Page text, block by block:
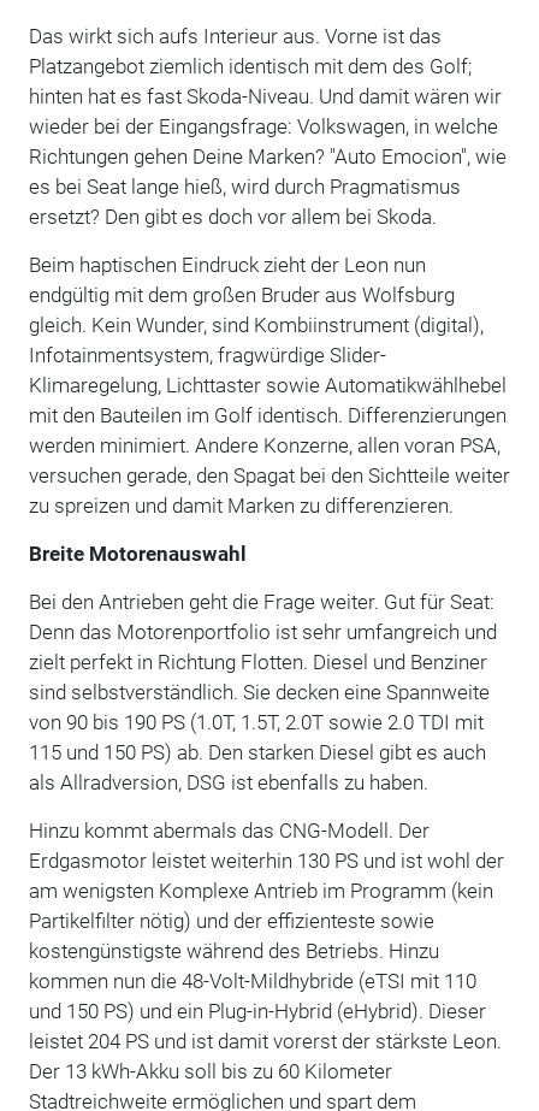
Das wirkt sich aufs Interieur aus. Vorne ist das
Platzangebot ziemlich identisch mit dem des Golf;
hinten hat es fast Skoda-Niveau. Und damit wären wir
wieder bei der Eingangsfrage: Volkswagen, in welche
Richtungen gehen Deine Marken? "Auto Emocion", wie
es bei Seat lange hieß, wird durch Pragmatismus
ersetzt? Den gibt es doch vor allem bei Skoda.
Beim haptischen Eindruck zieht der Leon nun
endgültig mit dem großen Bruder aus Wolfsburg
gleich. Kein Wunder, sind Kombiinstrument (digital),
Infotainmentsystem, fragwürdige Slider-
Klimaregelung, Lichttaster sowie Automatikwählhebel
mit den Bauteilen im Golf identisch. Differenzierungen
werden minimiert. Andere Konzerne, allen voran PSA,
versuchen gerade, den Spagat bei den Sichtteile weiter
zu spreizen und damit Marken zu differenzieren.
Breite Motorenauswahl
Bei den Antrieben geht die Frage weiter. Gut für Seat:
Denn das Motorenportfolio ist sehr umfangreich und
zielt perfekt in Richtung Flotten. Diesel und Benziner
sind selbstverständlich. Sie decken eine Spannweite
von 90 bis 190 PS (1.0T, 1.5T, 2.0T sowie 2.0 TDI mit
115 und 150 PS) ab. Den starken Diesel gibt es auch
als Allradversion, DSG ist ebenfalls zu haben.
Hinzu kommt abermals das CNG-Modell. Der
Erdgasmotor leistet weiterhin 130 PS und ist wohl der
am wenigsten Komplexe Antrieb im Programm (kein
Partikelfilter nötig) und der effizienteste sowie
kostengünstigste während des Betriebs. Hinzu
kommen nun die 48-Volt-Mildhybride (eTSI mit 110
und 150 PS) und ein Plug-in-Hybrid (eHybrid). Dieser
leistet 204 PS und ist damit vorerst der stärkste Leon.
Der 13 kWh-Akku soll bis zu 60 Kilometer
Stadtreichweite ermöglichen und spart dem